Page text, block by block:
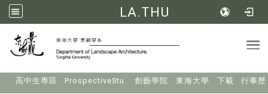
LA.THU
高中生專區 ProspectiveStu. 創藝學院 東海大學 下載 行事歷